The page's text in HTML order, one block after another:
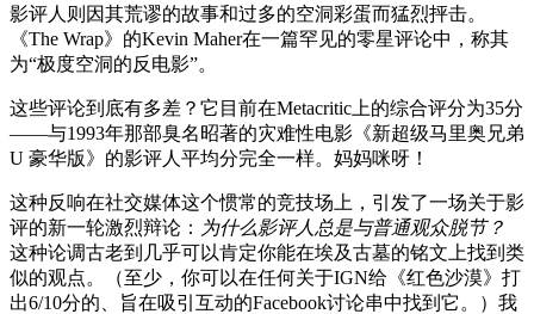
影评人则因其荒谬的故事和过多的空洞彩蛋而猛烈抨击。
《The Wrap》的Kevin Maher在一篇罕见的零星评论中，称其
为“极度空洞的反电影”。
这些评论到底有多差？它目前在Metacritic上的综合评分为35分
——与1993年那部臭名昭著的灾难性电影《新超级马里奥兄弟
U 豪华版》的影评人平均分完全一样。妈妈咪呀！
这种反响在社交媒体这个惯常的竞技场上，引发了一场关于影
评的新一轮激烈辩论： 为什么影评人总是与普通观众脱节？
这种论调古老到几乎可以肯定你能在埃及古墓的铭文上找到类
似的观点。（至少，你可以在任何关于IGN给《红色沙漠》打
出6/10分的、旨在吸引互动的Facebook讨论串中找到它。）我